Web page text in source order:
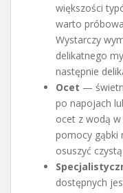
większości
warto
Wystarczy
delikatnego
następnie
Ocet —
po napojach
ocet z wodą
pomocy gąbki
osuszyć
dostępnych